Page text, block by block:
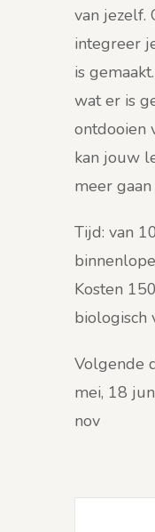
van jezelf.
integreer
is
wat er is
ontdooien
kan jouw
meer
Tijd: van
Kosten
biologisch
Volgende
mei, 18
nov